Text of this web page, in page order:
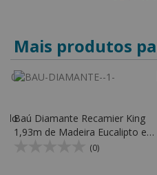
Mais produtos
Baú Diamante Recamier King
1,93m de Madeira Eucalipto e
Espuma D28 - Kr Móveis
(0)